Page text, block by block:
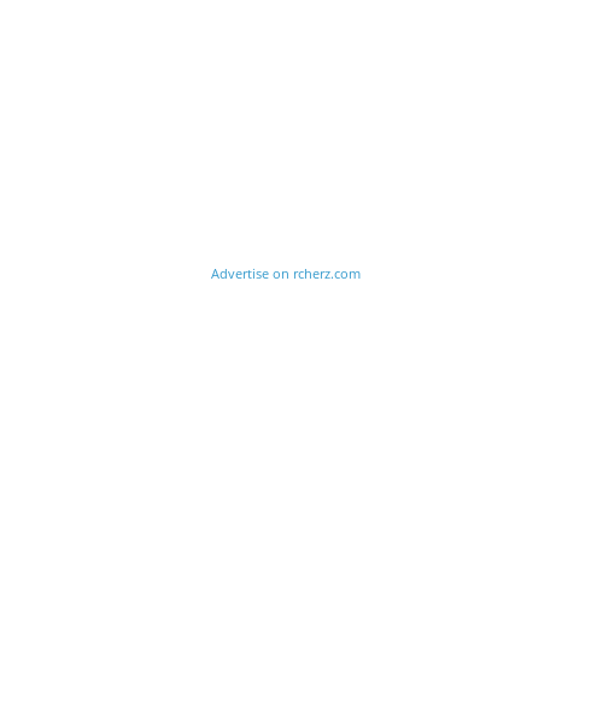
Advertise on rcherz.com